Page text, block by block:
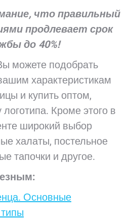
что правильный
продлевает срок
до 40%!
можете подобрать
характеристикам
и купить оптом,
Кроме этого в
широкий выбор
халаты, постельное
тапочки и другое.
Основные